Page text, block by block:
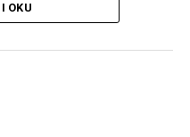
de insanlık
OKU